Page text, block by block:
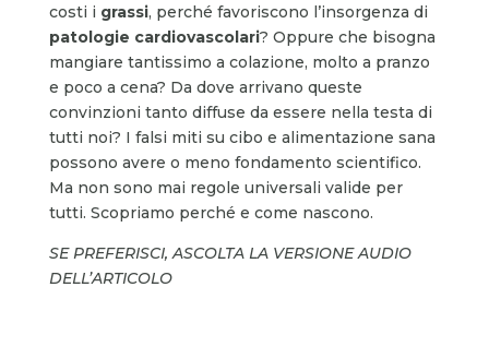
costi i grassi, perché favoriscono l’insorgenza di
patologie cardiovascolari? Oppure che bisogna
mangiare tantissimo a colazione, molto a pranzo
e poco a cena? Da dove arrivano queste
convinzioni tanto diffuse da essere nella testa di
tutti noi? I falsi miti su cibo e alimentazione sana
possono avere o meno fondamento scientifico.
Ma non sono mai regole universali valide per
tutti. Scopriamo perché e come nascono.
SE PREFERISCI, ASCOLTA LA VERSIONE AUDIO
DELL’ARTICOLO